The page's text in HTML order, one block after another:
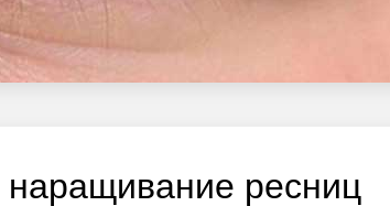
наращивание ресниц